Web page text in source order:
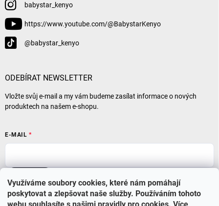
Využíváme soubory cookies, které nám pomáhají
poskytovat a zlepšovat naše služby. Používáním tohoto
babystar_kenyo
https://www.youtube.com/@BabystarKenyo
@babystar_kenyo
ODEBÍRAT NEWSLETTER
Vložte svůj e-mail a my vám budeme zasílat informace o nových
produktech na našem e-shopu.
E-MAIL